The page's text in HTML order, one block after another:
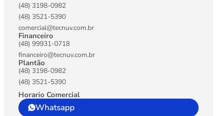
(48) 3198-0982
(48) 3521-5390
comercial@tecnuv.com.br
Financeiro
(48) 99931-0718
financeiro@tecnuv.com.br
Plantão
(48) 3198-0982
(48) 3521-5390
Horario Comercial
Whatsapp